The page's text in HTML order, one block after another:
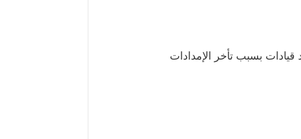
بسبب تأخر الإمدادات